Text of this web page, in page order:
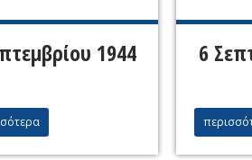
1944 6